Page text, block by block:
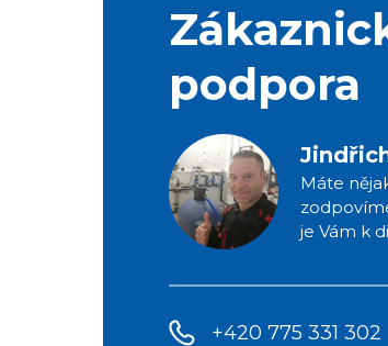
podpora
Máte
je Vám k
+420 775 331 302